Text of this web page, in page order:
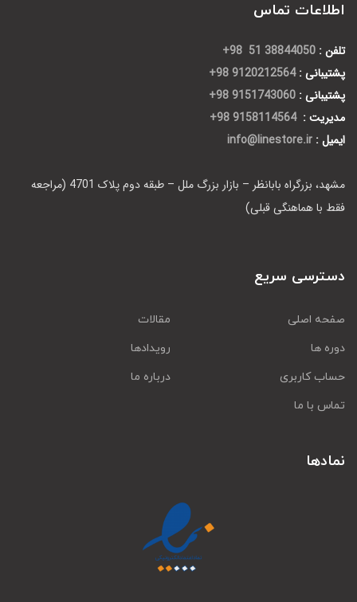
اطلاعات تماس
تلفن : 38844050 51 98+
پشتیبانی : 9120212564 98+
پشتیبانی : 9151743060 98+
مدیریت : 9158114564 98+
ایمیل : info@linestore.ir
مشهد، بزرگراه بابانظر – بازار بزرگ ملل – طبقه دوم پلاک 4701 (مراجعه
فقط با هماهنگی قبلی)
دسترسی سریع
صفحه اصلی
مقالات
دوره ها
رویدادها
حساب کاربری
درباره ما
تماس با ما
نمادها